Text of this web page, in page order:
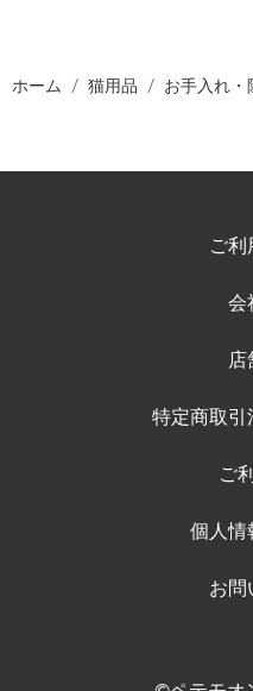
ホーム 猫用品 お手入れ・
ご利
会
店
特定商取引
ご
個人情
お問